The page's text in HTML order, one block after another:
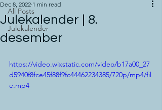
All Posts
Julekalender
Julekalender | 8.
desember
Dec 8, 2022 1 min read
https://video.wixstatic.com/video/b17a00_27
d5940f8fce45f88f9fc44462234385/720p/mp4/fil
e.mp4